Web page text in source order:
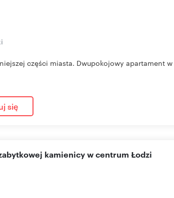
części miasta. Dwupokojowy apartament
się
kamienicy w centrum Łodzi